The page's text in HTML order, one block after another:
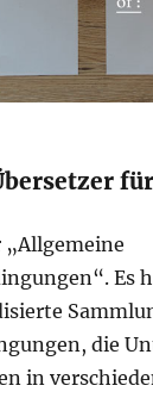
für
„Allgemeine
Es
die
in